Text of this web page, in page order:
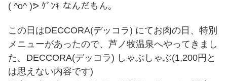
( ^o^ )ᕗ ｹﾞﾝｷ なんだもん。
この日はDECCORA(デッコラ) にてお肉の日、特別
メニューがあったので、芦ノ牧温泉へやってきまし
た。DECCORA(デッコラ) しゃぶしゃぶ(1,200円と
は思えない内容です)